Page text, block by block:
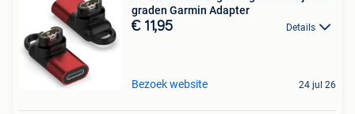
graden Garmin Adapter
€ 11,95 Details
Bezoek website 24 jul 26